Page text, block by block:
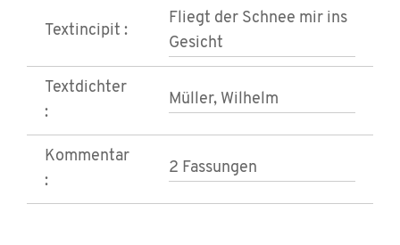
Textincipit :
Fliegt der Schnee mir ins
Gesicht
Textdichter
:
Müller, Wilhelm
Kommentar
:
2 Fassungen